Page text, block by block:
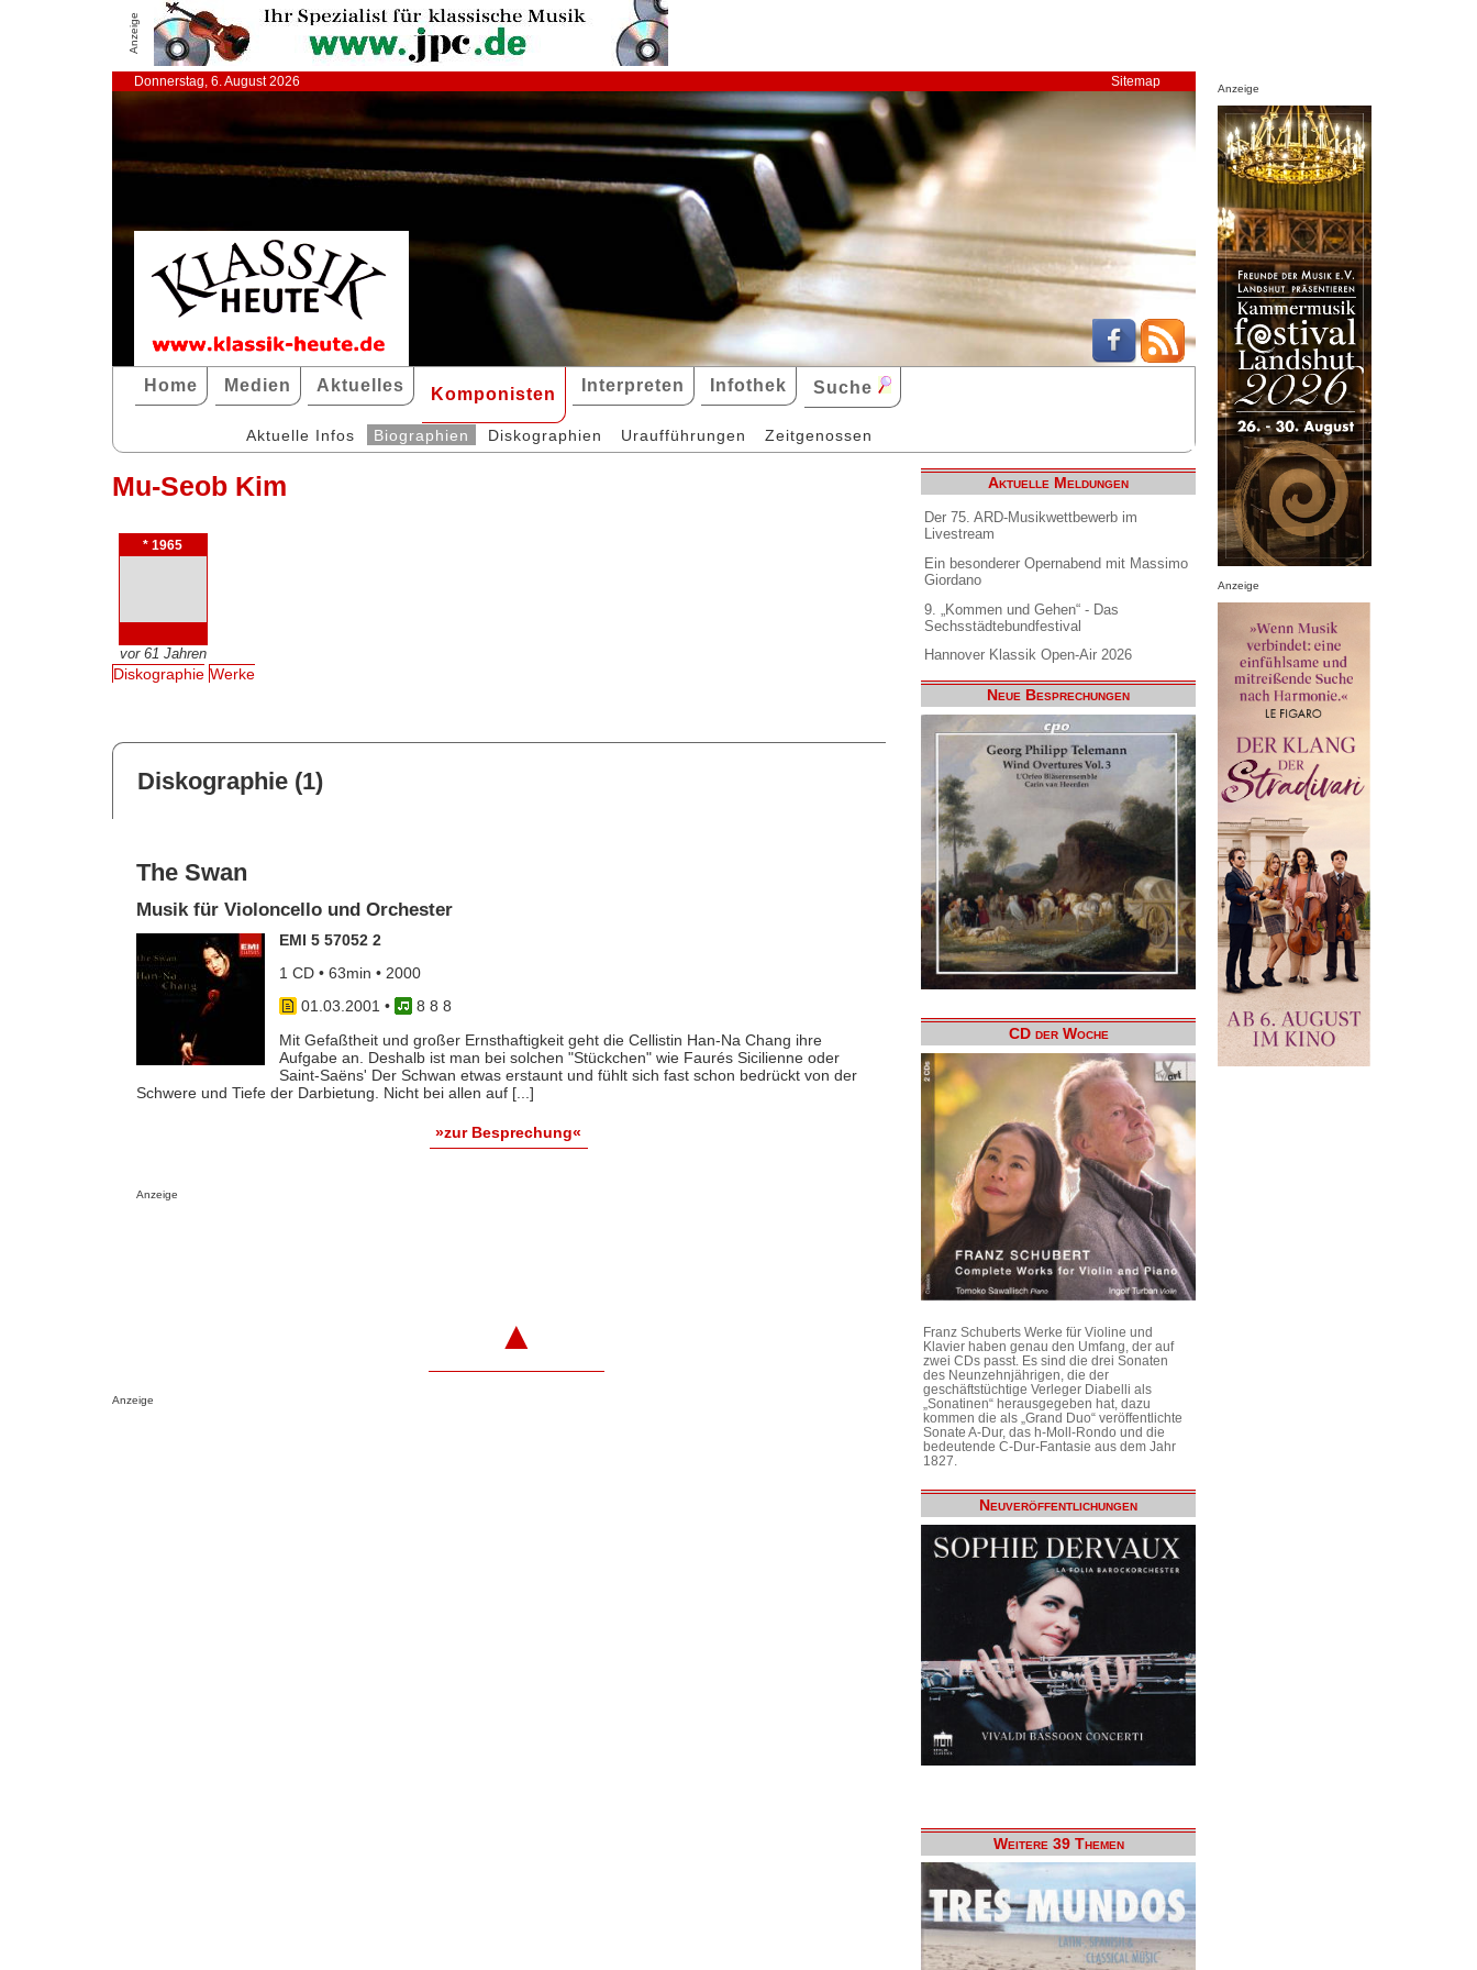
Anzeige
Donnerstag, 6. August 2026 Sitemap
Home Medien Aktuelles Komponisten Interpreten Infothek Suche
Aktuelle Infos Biographien Diskographien Uraufführungen Zeitgenossen
Mu-Seob Kim
* 1965
vor 61 Jahren
Diskographie Werke
Diskographie (1)
The Swan
Musik für Violoncello und Orchester
EMI 5 57052 2
1 CD • 63min • 2000
01.03.2001 •
8 8 8
Mit Gefaßtheit und großer Ernsthaftigkeit geht die Cellistin Han-Na Chang ihre
Aufgabe an. Deshalb ist man bei solchen "Stückchen" wie Faurés Sicilienne oder
Saint-Saëns' Der Schwan etwas erstaunt und fühlt sich fast schon bedrückt von der
Schwere und Tiefe der Darbietung. Nicht bei allen auf [...]
»zur Besprechung«
Anzeige
▲
Anzeige
Aktuelle Meldungen
Der 75. ARD-Musikwettbewerb im
Livestream
Ein besonderer Opernabend mit Massimo
Giordano
9. „Kommen und Gehen“ - Das
Sechsstädtebundfestival
Hannover Klassik Open-Air 2026
Neue Besprechungen
CD der Woche
Franz Schuberts Werke für Violine und
Klavier haben genau den Umfang, der auf
zwei CDs passt. Es sind die drei Sonaten
des Neunzehnjährigen, die der
geschäftstüchtige Verleger Diabelli als
„Sonatinen“ herausgegeben hat, dazu
kommen die als „Grand Duo“ veröffentlichte
Sonate A-Dur, das h-Moll-Rondo und die
bedeutende C-Dur-Fantasie aus dem Jahr
1827.
Neuveröffentlichungen
Weitere 39 Themen
Anzeige
Anzeige